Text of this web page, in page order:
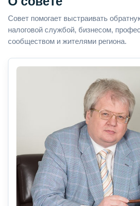
Совет помогает выстраивать
налоговой службой, бизнесом,
сообществом и жителями региона.